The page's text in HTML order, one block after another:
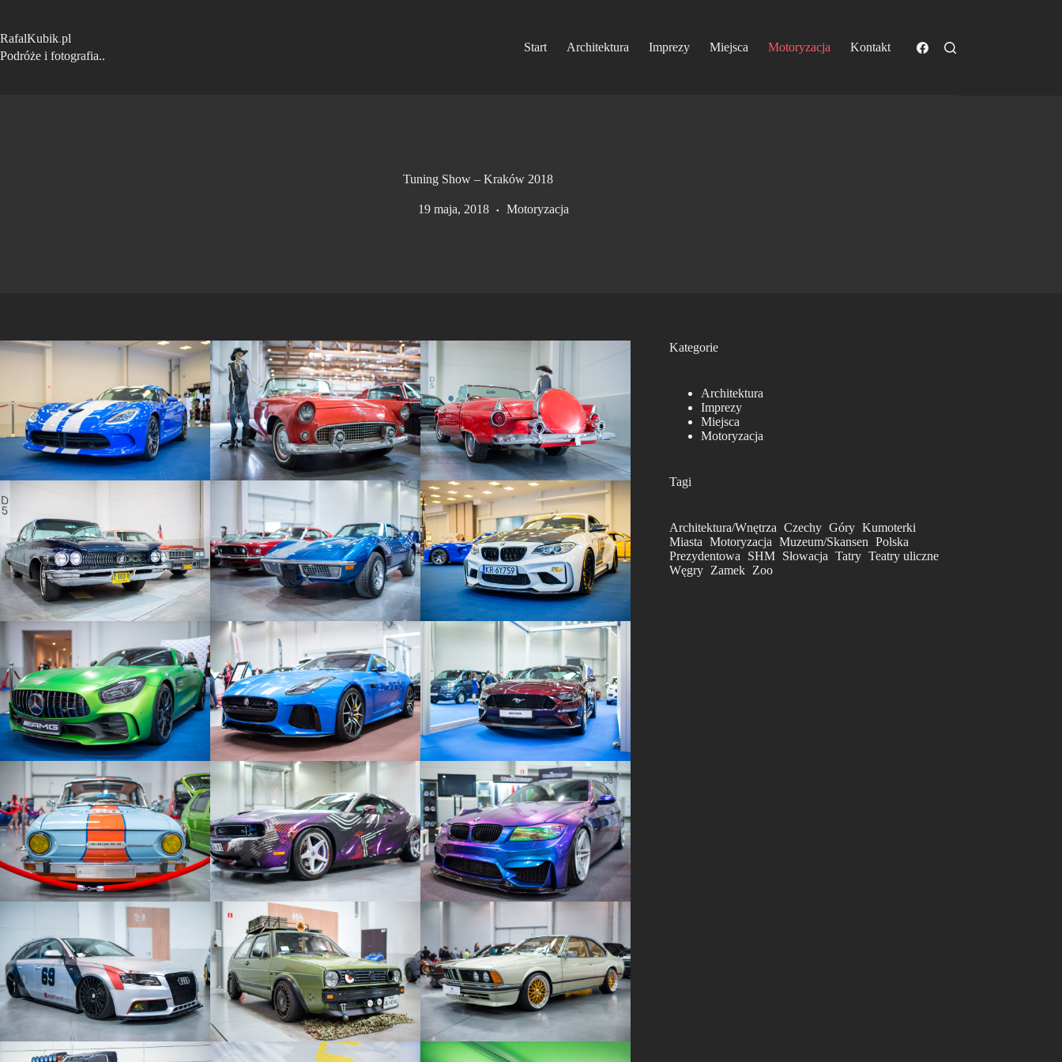
treści
RafalKubik.pl
Podróże i fotografia..
Start Architektura Imprezy Miejsca Motoryzacja Kontakt
Tuning Show – Kraków 2018
19 maja, 2018 Motoryzacja
Kategorie
Architektura
Imprezy
Miejsca
Motoryzacja
Tagi
Architektura/Wnętrza Czechy Góry Kumoterki
Miasta Motoryzacja Muzeum/Skansen Polska
Prezydentowa
SHM Słowacja Tatry Teatry uliczne
Węgry
Zamek Zoo